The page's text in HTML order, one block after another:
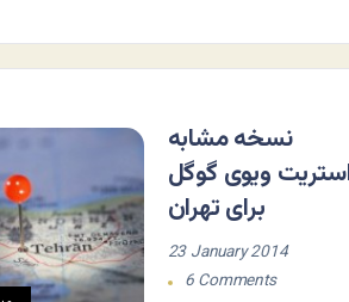
نسخه مشابه
ویوی گوگل
برای تهران
23 January 2014
6 Comments